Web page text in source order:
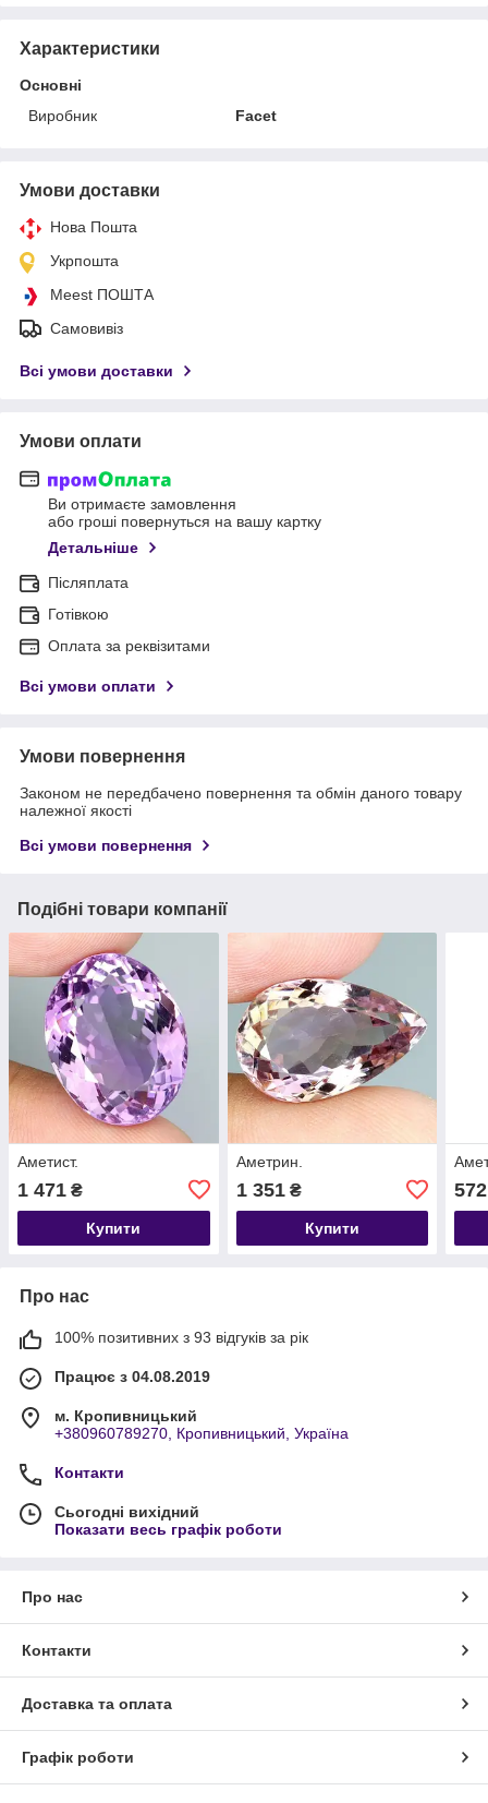
Характеристики
Основні
Виробник
Facet
Умови доставки
Нова Пошта
Укрпошта
Meest ПОШТА
Самовивіз
Всі умови доставки
Умови оплати
Ви отримаєте замовлення
або гроші повернуться на вашу картку
Детальніше
Післяплата
Готівкою
Оплата за реквізитами
Всі умови оплати
Умови повернення
Законом не передбачено повернення та обмін даного товару
належної якості
Всі умови повернення
Подібні товари компанії
Аметист.
1 471 ₴
Купити
Аметрин.
1 351₴
Купити
572
Про нас
100% позитивних з 93 відгуків за рік
Працює з 04.08.2019
м. Кропивницький
+380960789270, Кропивницький, Україна
Контакти
Сьогодні вихідний
Показати весь графік роботи
Про нас
Контакти
Доставка та оплата
Графік роботи